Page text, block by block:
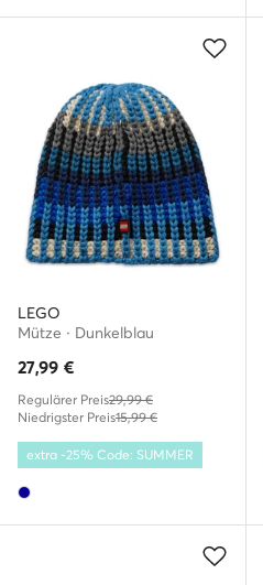
LEGO
Mütze · Dunkelblau
27,99 €
Regulärer Preis29,99 €
Niedrigster Preis15,99 €
extra -25% Code: SUMMER